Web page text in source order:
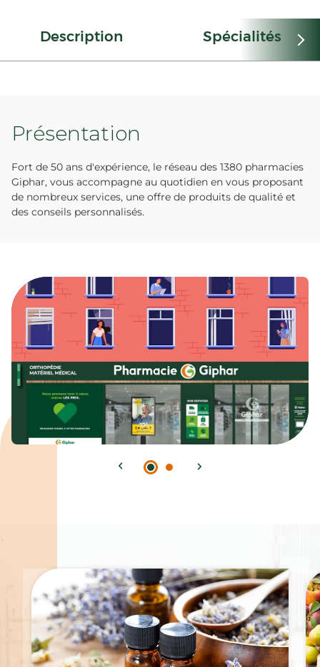
Description Spécialités
Présentation
Fort de 50 ans d'expérience, le réseau des 1380 pharmacies
Giphar, vous accompagne au quotidien en vous proposant
de nombreux services, une offre de produits de qualité et
des conseils personnalisés.